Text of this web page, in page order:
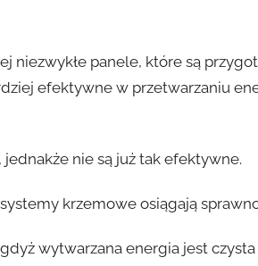
niezwykłe panele, które są
efektywne w przetwarzaniu
nie są już tak efektywne.
krzemowe osiągają
wytwarzana energia jest